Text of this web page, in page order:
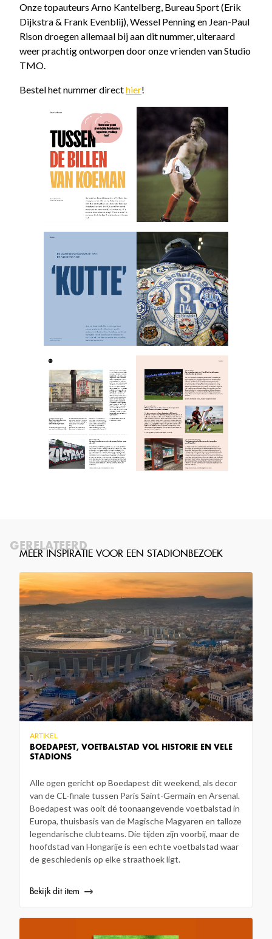
Onze topauteurs Arno Kantelberg, Bureau Sport (Erik
Dijkstra & Frank Evenblij), Wessel Penning en Jean-Paul
Rison droegen allemaal bij aan dit nummer, uiteraard
weer prachtig ontworpen door onze vrienden van Studio
TMO.
Bestel het nummer directhier!
GERELATEERD
BOEDAPEST, VOETBALSTAD VOL HISTORIE EN VELE
STADIONS
ARTIKEL
Alle ogen gericht op Boedapest dit weekend, als decor
van de CL-finale tussen Paris Saint-Germain en Arsenal.
Boedapest was ooit dé toonaangevende voetbalstad in
Europa, thuisbasis van de Magische Magyaren en talloze
legendarische clubteams. Die tijden zijn voorbij, maar de
hoofdstad van Hongarije is een echte voetbalstad waar
de geschiedenis op elke straathoek ligt.
Bekijk dit item